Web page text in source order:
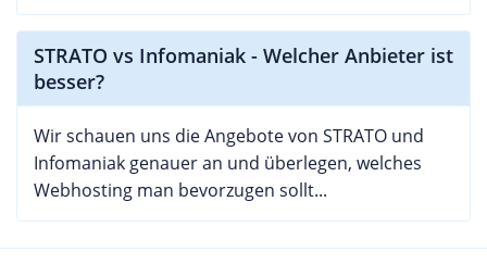
STRATO vs Infomaniak - Welcher Anbieter ist
besser?
Wir schauen uns die Angebote von STRATO und
Infomaniak genauer an und überlegen, welches
Webhosting man bevorzugen sollt...